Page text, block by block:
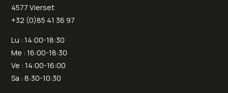
4577 Vierset
+32 (0)85 41 36 97
Lu : 14:00-18:30
Me : 16:00-18:30
Ve : 14:00-16:00
Sa : 8:30-10:30